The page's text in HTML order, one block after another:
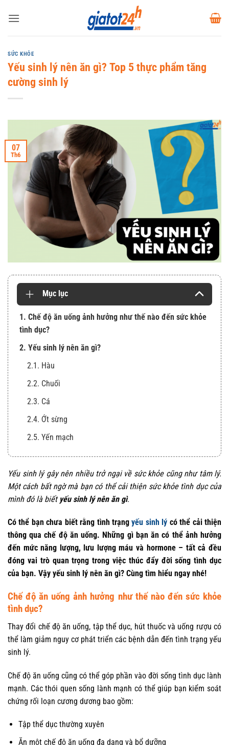
qua
SỨC KHỎE
Yếu sinh lý nên ăn gì? Top 5 thực phẩm tăng
cường sinh lý
07
Th6
Mục lục
1. Chế độ ăn uống ảnh hưởng như thế nào đến sức khỏe
tình dục?
2. Yếu sinh lý nên ăn gì?
2.1. Hàu
2.2. Chuối
2.3. Cá
2.4. Ớt sừng
2.5. Yến mạch
Yếu sinh lý gây nên nhiều trở ngại về sức khỏe cũng như tâm lý.
Một cách bất ngờ mà bạn có thể cải thiện sức khỏe tình dục của
mình đó là biết yếu sinh lý nên ăn gì.
Có thể bạn chưa biết rằng tình trạngyếu sinh lý có thể cải thiện
thông qua chế độ ăn uống. Những gì bạn ăn có thể ảnh hưởng
đến mức năng lượng, lưu lượng máu và hormone – tất cả đều
đóng vai trò quan trọng trong việc thúc đẩy đời sống tình dục
của bạn. Vậy yếu sinh lý nên ăn gì? Cùng tìm hiểu ngay nhé!
Chế độ ăn uống ảnh hưởng như thế nào đến sức khỏe
tình dục?
Thay đổi chế độ ăn uống, tập thể dục, hút thuốc và uống rượu có
thể làm giảm nguy cơ phát triển các bệnh dẫn đến tình trạng yếu
sinh lý.
Chế độ ăn uống cũng có thể góp phần vào đời sống tình dục lành
mạnh. Các thói quen sống lành mạnh có thể giúp bạn kiểm soát
chứng rối loạn cương dương bao gồm:
Tập thể dục thường xuyên
Ăn một chế độ ăn uống đa dạng và bổ dưỡng